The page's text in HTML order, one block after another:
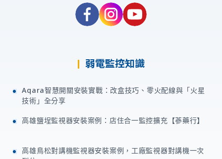
弱電監控知識
Aqara智慧開關安裝實戰：改盒技巧、零火配線與「火星
技術」全分享
高雄鹽埕監視器安裝案例：店住合一監控擴充【蔘藥行】
高雄鳥松對講機監視器安裝案例，工廠監視器對講機一次